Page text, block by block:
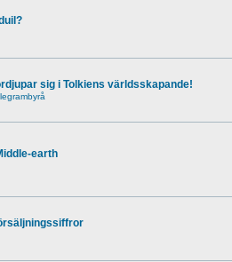
sig i Tolkiens världsskapande!
earth